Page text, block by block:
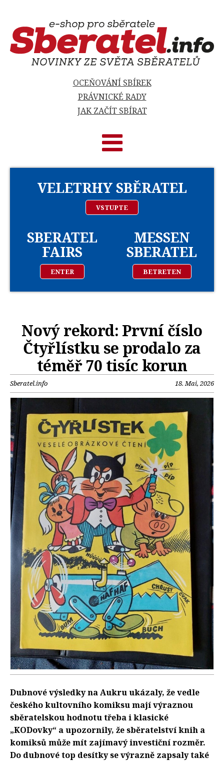
OCEŇOVÁNÍ SBÍREK
PRÁVNICKÉ RADY
JAK ZAČÍT SBÍRAT
VELETRHY SBĚRATEL
VSTUPTE
SBERATEL
FAIRS
ENTER
MESSEN
SBERATEL
BETRETEN
Nový rekord: První číslo
Čtyřlístku se prodalo za
téměř 70 tisíc korun
Sberatel.info 18. Mai, 2026
Dubnové výsledky na Aukru ukázaly, že vedle
českého kultovního komiksu mají výraznou
sběratelskou hodnotu třeba i klasické
„KODovky“ a upozornily, že sběratelství knih a
komiksů může mít zajímavý investiční rozměr.
Do dubnové top desítky se výrazně zapsaly také